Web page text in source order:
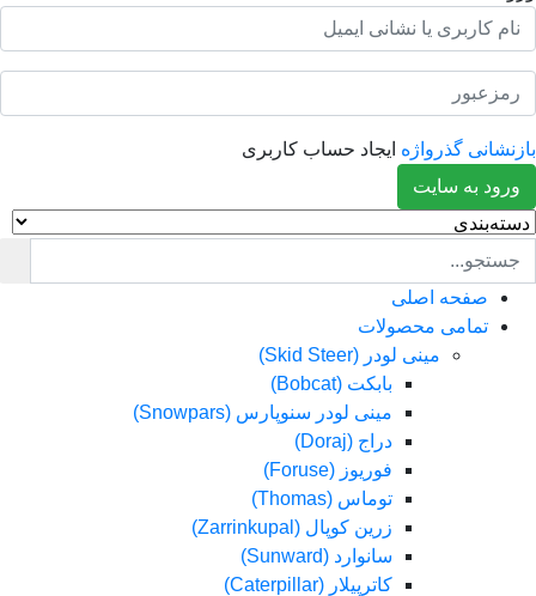
گذرواژه ایجاد حساب کاربری
به سایت
صفحه اصلی
تمامی محصولات
مینی لودر (Skid Steer)
بابکت (Bobcat)
مینی لودر سنوپارس (Snowpars)
دراج (Doraj)
فوریوز (Foruse)
توماس (Thomas)
زرین کوپال (Zarrinkupal)
سانوارد (Sunward)
کاترپیلار (Caterpillar)